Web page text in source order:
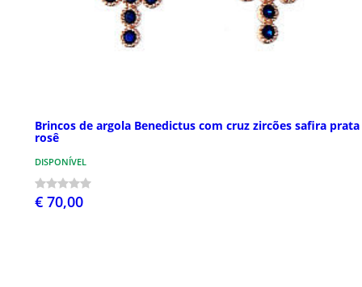
Brincos de argola Benedictus com cruz zircões safira prata
rosê
DISPONÍVEL
€ 70,00